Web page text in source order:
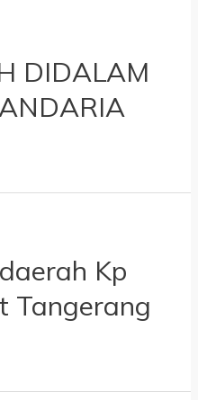
DIDALAM
Kp
Tangerang